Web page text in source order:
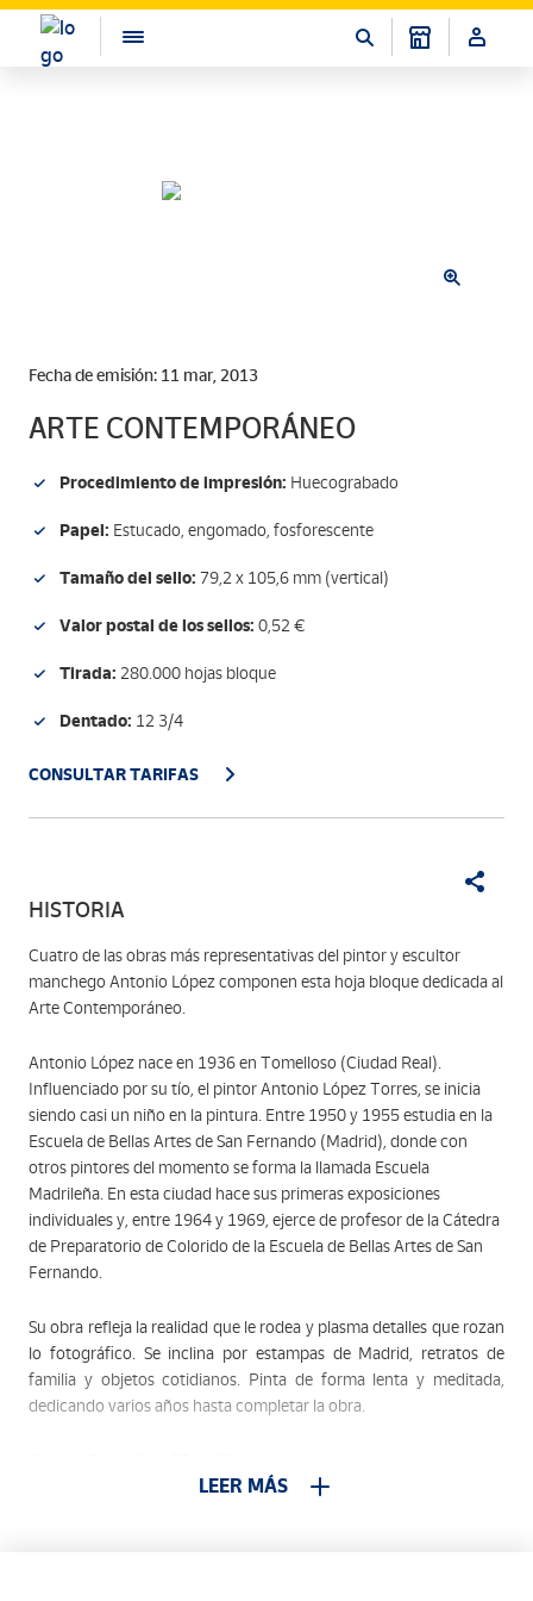
Fecha de emisión: 11 mar, 2013
ARTE CONTEMPORÁNEO
Procedimiento de impresión: Huecograbado
Papel: Estucado, engomado, fosforescente
Tamaño del sello: 79,2 x 105,6 mm (vertical)
Valor postal de los sellos: 0,52 €
Tirada: 280.000 hojas bloque
Dentado: 12 3/4
CONSULTAR TARIFAS
HISTORIA
Cuatro de las obras más representativas del pintor y escultor
manchego Antonio López componen esta hoja bloque dedicada al
Arte Contemporáneo.
Antonio López nace en 1936 en Tomelloso (Ciudad Real).
Influenciado por su tío, el pintor Antonio López Torres, se inicia
siendo casi un niño en la pintura. Entre 1950 y 1955 estudia en la
Escuela de Bellas Artes de San Fernando (Madrid), donde con
otros pintores del momento se forma la llamada Escuela
Madrileña. En esta ciudad hace sus primeras exposiciones
individuales y, entre 1964 y 1969, ejerce de profesor de la Cátedra
de Preparatorio de Colorido de la Escuela de Bellas Artes de San
Fernando.
Su obra refleja la realidad que le rodea y plasma detalles que rozan
lo fotográfico. Se inclina por estampas de Madrid, retratos de
familia y objetos cotidianos. Pinta de forma lenta y meditada,
dedicando varios años hasta completar la obra.
conocido. El autor cuenta que durante los veranos que pintó el
LEER MÁS